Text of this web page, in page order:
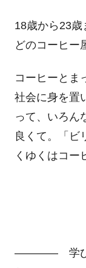
18歳から23
どのコーヒー
コーヒーとま
社会に身を置
って、いろん
良くて。「ビ
くゆくはコー
―――― 学びた